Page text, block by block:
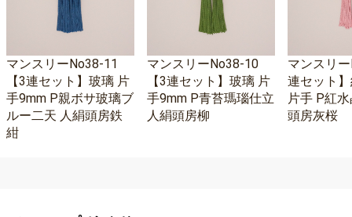
マンスリーNo38-11
【3連セット】玻璃 片
手9mm P親ボサ玻璃ブ
ルー二天 人絹頭房鉄
紺
マンスリーNo38-10
【3連セット】玻璃 片
手9mm P青苔瑪瑙仕立
人絹頭房柳
マンスリ
連セット
片手 P紅
頭房灰桜